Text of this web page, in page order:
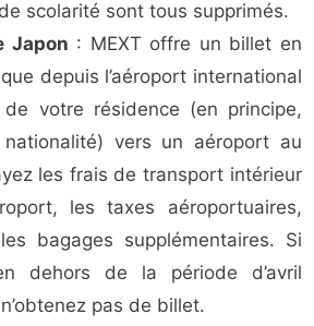
scolarité sont tous supprimés.
Japon : MEXT offre un billet en
depuis l’aéroport international
votre résidence (en principe,
vers un aéroport au
les frais de transport intérieur
les taxes aéroportuaires,
bagages supplémentaires. Si
dehors de la période d’avril
pas de billet.